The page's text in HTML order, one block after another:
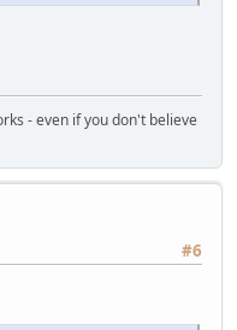
- even if you don't believe
#6